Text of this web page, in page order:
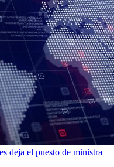
deja el puesto de ministra